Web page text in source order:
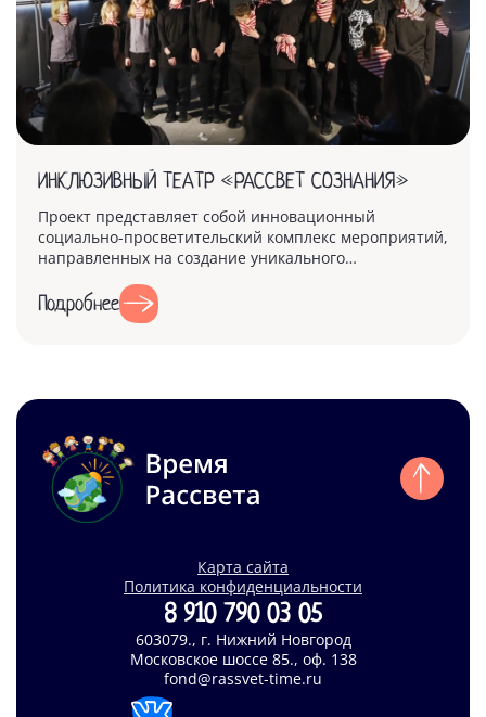
ИНКЛЮЗИВНЫЙ ТЕАТР «РАССВЕТ СОЗНАНИЯ»
Проект представляет собой инновационный
социально-просветительский комплекс мероприятий,
направленных на создание уникального
Подробнее
Карта сайта
Политика конфиденциальности
8 910 790 03 05
603079., г. Нижний Новгород
Московское шоссе 85., оф. 138
fond@rassvet-time.ru